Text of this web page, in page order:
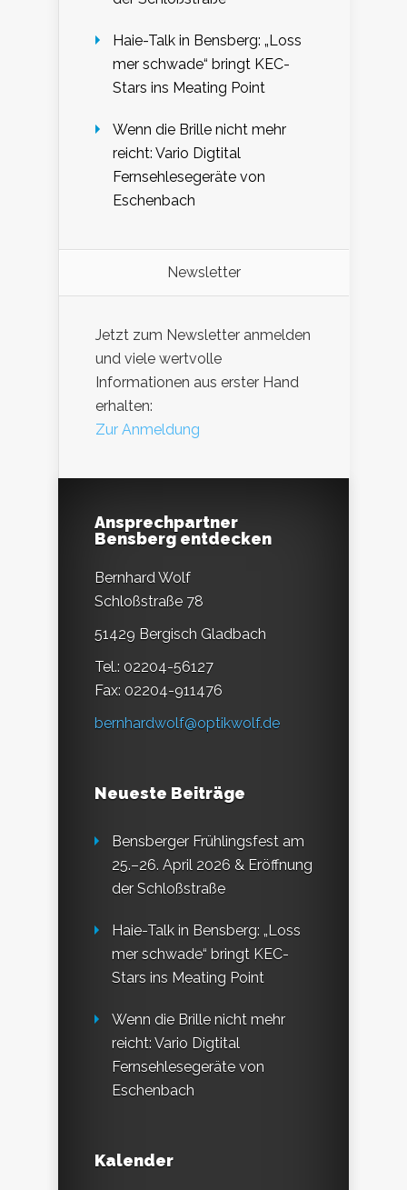
Haie-Talk in Bensberg: „Loss
mer schwade“ bringt KEC-
Stars ins Meating Point
Wenn die Brille nicht mehr
reicht: Vario Digtital
Fernsehlesegeräte von
Eschenbach
Newsletter
Jetzt zum Newsletter anmelden
und viele wertvolle
Informationen aus erster Hand
erhalten:
Zur Anmeldung
Ansprechpartner
Bensberg entdecken
Bernhard Wolf
Schloßstraße 78
51429 Bergisch Gladbach
Tel.: 02204-56127
Fax: 02204-911476
bernhardwolf@optikwolf.de
Neueste Beiträge
Bensberger Frühlingsfest am
25.–26. April 2026 & Eröffnung
der Schloßstraße
Haie-Talk in Bensberg: „Loss
mer schwade“ bringt KEC-
Stars ins Meating Point
Wenn die Brille nicht mehr
reicht: Vario Digtital
Fernsehlesegeräte von
Eschenbach
Kalender